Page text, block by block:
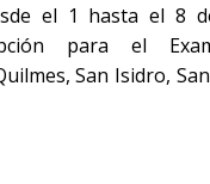
el 1 hasta el 8
para el
San Isidro,